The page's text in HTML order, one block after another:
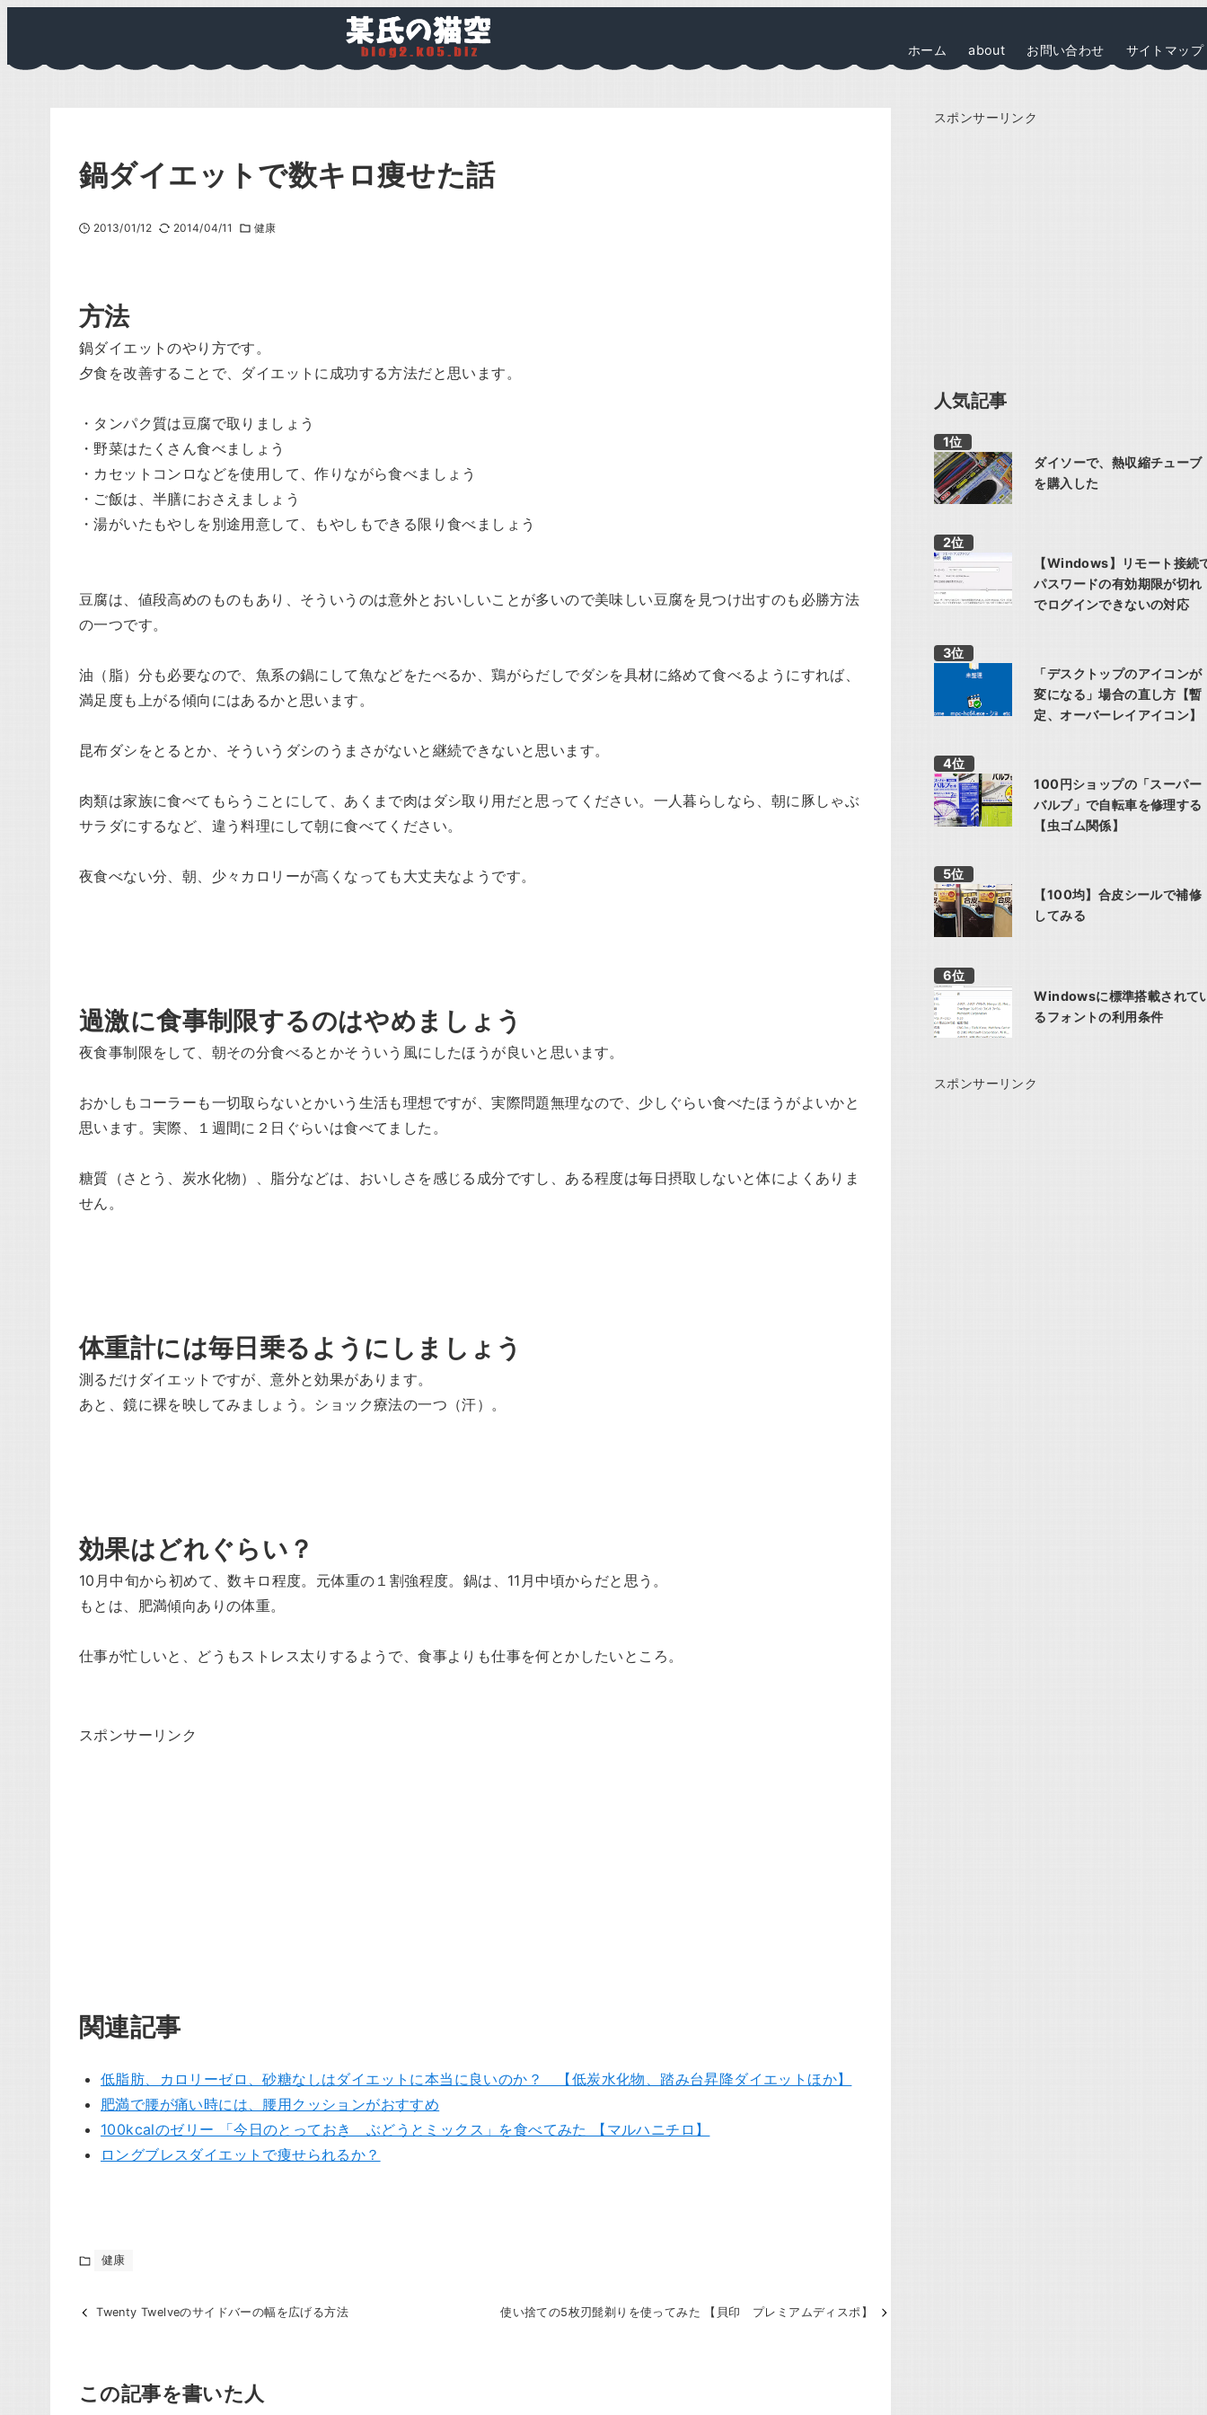
ホーム about お問い合わせ サイトマップ
鍋ダイエットで数キロ痩せた話
2013/01/12 2014/04/11 健康
方法
鍋ダイエットのやり方です。
夕食を改善することで、ダイエットに成功する方法だと思います。
・タンパク質は豆腐で取りましょう
・野菜はたくさん食べましょう
・カセットコンロなどを使用して、作りながら食べましょう
・ご飯は、半膳におさえましょう
・湯がいたもやしを別途用意して、もやしもできる限り食べましょう
豆腐は、値段高めのものもあり、そういうのは意外とおいしいことが多いので美味しい豆腐を見つけ出すのも必勝方法
の一つです。
油（脂）分も必要なので、魚系の鍋にして魚などをたべるか、鶏がらだしでダシを具材に絡めて食べるようにすれば、
満足度も上がる傾向にはあるかと思います。
昆布ダシをとるとか、そういうダシのうまさがないと継続できないと思います。
肉類は家族に食べてもらうことにして、あくまで肉はダシ取り用だと思ってください。一人暮らしなら、朝に豚しゃぶ
サラダにするなど、違う料理にして朝に食べてください。
夜食べない分、朝、少々カロリーが高くなっても大丈夫なようです。
過激に食事制限するのはやめましょう
夜食事制限をして、朝その分食べるとかそういう風にしたほうが良いと思います。
おかしもコーラーも一切取らないとかいう生活も理想ですが、実際問題無理なので、少しぐらい食べたほうがよいかと
思います。実際、１週間に２日ぐらいは食べてました。
糖質（さとう、炭水化物）、脂分などは、おいしさを感じる成分ですし、ある程度は毎日摂取しないと体によくありま
せん。
体重計には毎日乗るようにしましょう
測るだけダイエットですが、意外と効果があります。
あと、鏡に裸を映してみましょう。ショック療法の一つ（汗）。
効果はどれぐらい？
10月中旬から初めて、数キロ程度。元体重の１割強程度。鍋は、11月中頃からだと思う。
もとは、肥満傾向ありの体重。
仕事が忙しいと、どうもストレス太りするようで、食事よりも仕事を何とかしたいところ。
スポンサーリンク
関連記事
低脂肪、カロリーゼロ、砂糖なしはダイエットに本当に良いのか？ 【低炭水化物、踏み台昇降ダイエットほか】
肥満で腰が痛い時には、腰用クッションがおすすめ
100kcalのゼリー 「今日のとっておき ぶどうとミックス」を食べてみた 【マルハニチロ】
ロングブレスダイエットで痩せられるか？
健康
Twenty Twelveのサイドバーの幅を広げる方法 使い捨ての5枚刃髭剃りを使ってみた 【貝印 プレミアムディスポ】
この記事を書いた人
スポンサーリンク
人気記事
ダイソーで、熱収縮チューブ
を購入した
【Windows】リモート接続
パスワードの有効期限が切れ
でログインできないの対応
「デスクトップのアイコンが
変になる」場合の直し方【暫
定、オーバーレイアイコン】
100円ショップの「スーパー
バルブ」で自転車を修理する
【虫ゴム関係】
【100均】合皮シールで補修
してみる
Windowsに標準搭載されて
るフォントの利用条件
スポンサーリンク